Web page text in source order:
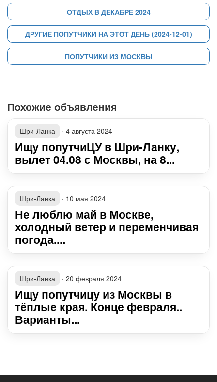
ОТДЫХ В ДЕКАБРЕ 2024
ДРУГИЕ ПОПУТЧИКИ НА ЭТОТ ДЕНЬ (2024-12-01)
ПОПУТЧИКИ ИЗ МОСКВЫ
Похожие объявления
Шри-Ланка · 4 августа 2024
Ищу попутчиЦУ в Шри-Ланку,
вылет 04.08 с Москвы, на 8...
Шри-Ланка · 10 мая 2024
Не люблю май в Москве,
холодный ветер и переменчивая
погода....
Шри-Ланка · 20 февраля 2024
Ищу попутчицу из Москвы в
тёплые края. Конце февраля..
Варианты...